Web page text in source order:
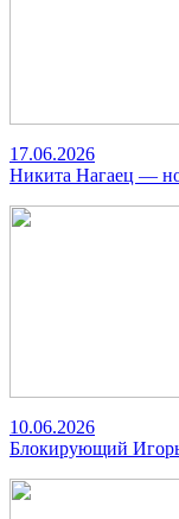
17.06.2026
Никита Нагаец —
10.06.2026
Блокирующий